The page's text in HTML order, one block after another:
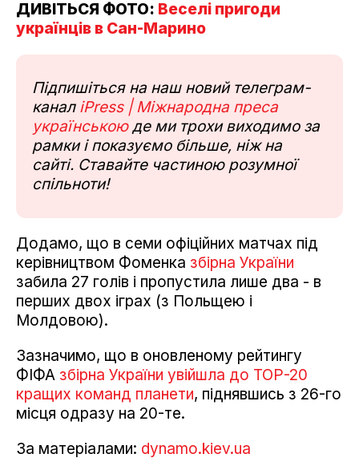
ДИВІТЬСЯ ФОТО: Веселі пригоди
українців в Сан-Марино
Підпишіться на наш новий телеграм-
канал iPress | Міжнародна преса
українськоюде ми трохи виходимо за
рамки і показуємо більше, ніж на
сайті. Ставайте частиною розумної
спільноти!
Додамо, що в семи офіційних матчах під
керівництвом Фоменка збірна України
забила 27 голів і пропустила лише два - в
перших двох іграх (з Польщею і
Молдовою).
Зазначимо, що в оновленому рейтингу
ФІФА збірна України увійшла до ТОР-20
кращих команд планети, піднявшись з 26-го
місця одразу на 20-те.
За матеріалами: dynamo.kiev.ua